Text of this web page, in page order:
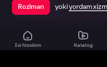
Ivi hisobim Katalog
Roziman yokiyordam